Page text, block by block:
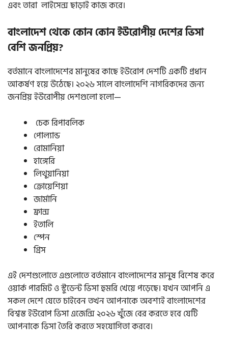
এবং তারা লাইসেন্স ছাড়াই কাজ করে।
বাংলাদেশ থেকে কোন কোন ইউরোপীয় দেশের ভিসা
বেশি জনপ্রিয়?
বর্তমানে বাংলাদেশের মানুষের কাছে ইউরোপ দেশটি একটি প্রধান
আকর্ষণ হয়ে উঠেছে। ২০২৬ সালে বাংলাদেশি নাগরিকদের জন্য
জনপ্রিয় ইউরোপীয় দেশগুলো হলো—
চেক রিপাবলিক
পোল্যান্ড
রোমানিয়া
হাঙ্গেরি
লিথুয়ানিয়া
ক্রোয়েশিয়া
জার্মানি
ফ্রান্স
ইতালি
স্পেন
গ্রিস
এই দেশগুলোতে এগুলোতে বর্তমানে বাংলাদেশের মানুষ বিশেষ করে
ওয়ার্ক পারমিট ও স্টুডেন্ট ভিসা হুমরি খেয়ে পড়েছে। যখন আপনি এ
সকল দেশে যেতে চাইবেন তখন আপনাকে অবশ্যই বাংলাদেশের
বিশ্বস্ত ইউরোপ ভিসা এজেন্সি ২০২৬ খুঁজে বের করতে হবে যেটি
আপনাকে ভিসা তৈরি করতে সহযোগিতা করবে।